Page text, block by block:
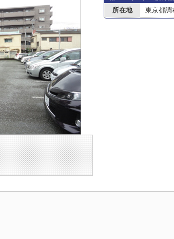
所在地
東京都調